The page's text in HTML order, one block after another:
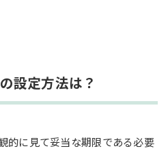
設定方法は？
的に見て妥当な期限である必要